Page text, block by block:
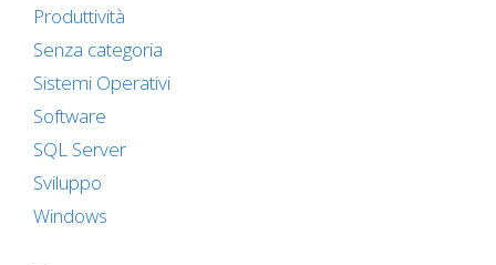
Produttività
Senza categoria
Sistemi Operativi
Software
SQL Server
Sviluppo
Windows